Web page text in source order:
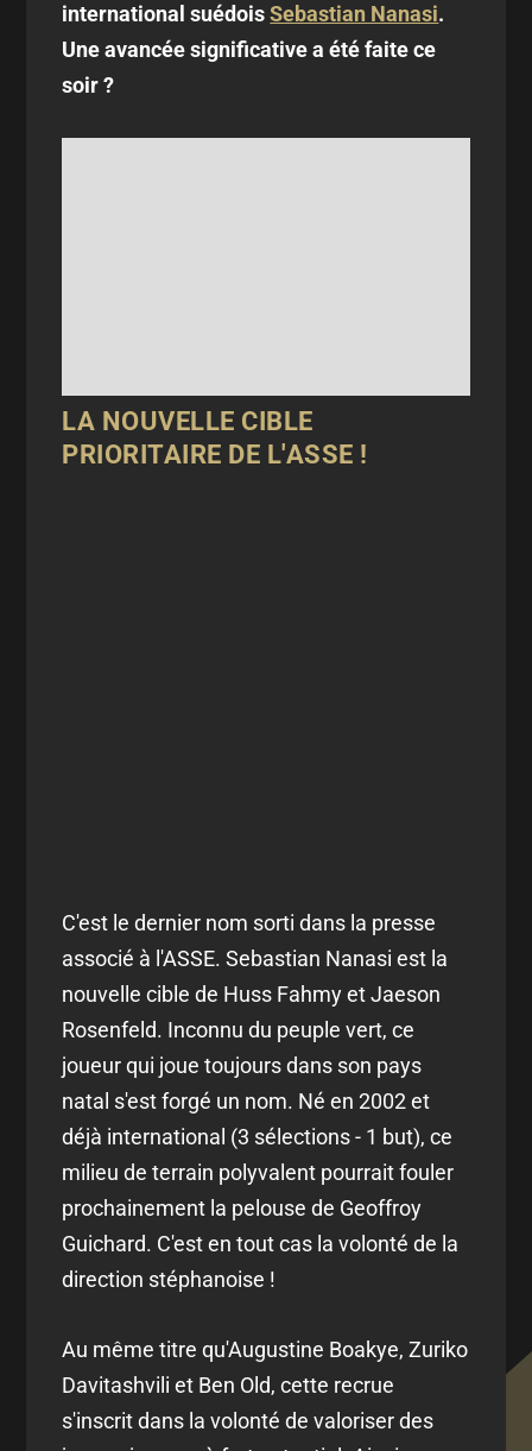
international suédoisSebastian Nanasi.
Une avancée significative a été faite ce
soir ?
LA NOUVELLE CIBLE
PRIORITAIRE DE L'ASSE !
C'est le dernier nom sorti dans la presse
associé à l'ASSE. Sebastian Nanasi est la
nouvelle cible de Huss Fahmy et Jaeson
Rosenfeld. Inconnu du peuple vert, ce
joueur qui joue toujours dans son pays
natal s'est forgé un nom. Né en 2002 et
déjà international (3 sélections - 1 but), ce
milieu de terrain polyvalent pourrait fouler
prochainement la pelouse de Geoffroy
Guichard. C'est en tout cas la volonté de la
direction stéphanoise !
Au même titre qu'Augustine Boakye, Zuriko
Davitashvili et Ben Old, cette recrue
s'inscrit dans la volonté de valoriser des